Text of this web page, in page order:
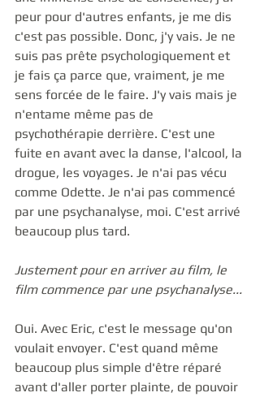
peur pour d'autres enfants, je me dis
c'est pas possible. Donc, j'y vais. Je ne
suis pas prête psychologiquement et
je fais ça parce que, vraiment, je me
sens forcée de le faire. J'y vais mais je
n'entame même pas de
psychothérapie derrière. C'est une
fuite en avant avec la danse, l'alcool, la
drogue, les voyages. Je n'ai pas vécu
comme Odette. Je n'ai pas commencé
par une psychanalyse, moi. C'est arrivé
beaucoup plus tard.
Justement pour en arriver au film, le
film commence par une psychanalyse...
Oui. Avec Eric, c'est le message qu'on
voulait envoyer. C'est quand même
beaucoup plus simple d'être réparé
avant d'aller porter plainte, de pouvoir